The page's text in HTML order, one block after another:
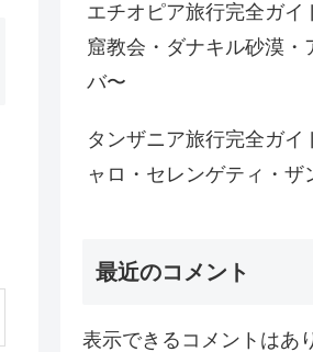
エチオピア旅行完全ガイ
窟教会・ダナキル砂漠・
バ〜
タンザニア旅行完全ガイ
ャロ・セレンゲティ・ザ
最近のコメント
表示できるコメントはあ